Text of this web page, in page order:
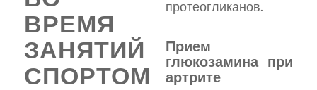
ВРЕМЯ
ЗАНЯТИЙ
СПОРТОМ
протеогликанов.
Прием
глюкозамина при
артрите